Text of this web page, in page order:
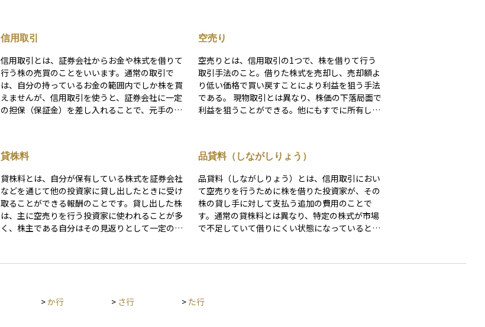
信用取引
信用取引とは、証券会社からお金や株式を借りて
行う株の売買のことをいいます。通常の取引で
は、自分の持っているお金の範囲内でしか株を買
えませんが、信用取引を使うと、証券会社に一定
の担保（保証金）を差し入れることで、元手の数
能性があるため、リスクも高くなります。信用取
引では、株を「買う」だけでなく、持っていない
株を「売る（空売り）」こともできるため、相場
が下がる局面でも利益を狙うことが可能です。初
心者にとっては魅力的に映るかもしれませんが、
資金管理や相場の見通しに自信がない段階では慎
重に扱うべき上級者向けの取引手法です。
空売り
空売りとは、信用取引の1つで、株を借りて行う
取引手法のこと。借りた株式を売却し、売却額よ
り低い価格で買い戻すことにより利益を狙う手法
である。 現物取引とは異なり、株価の下落局面で
利益を狙うことができる。他にもすでに所有して
可能性がある、手数料をはじめとした費用がかか
る点が挙げられる。
貸株料
貸株料とは、自分が保有している株式を証券会社
などを通じて他の投資家に貸し出したときに受け
取ることができる報酬のことです。貸し出した株
は、主に空売りを行う投資家に使われることが多
く、株主である自分はその見返りとして一定の料
種であり、株価の値上がり益や配当とは別に利益
う可能性があるため、利用する際は条件やリスク
品貸料（しながしりょう）
品貸料（しながしりょう）とは、信用取引におい
て空売りを行うために株を借りた投資家が、その
株の貸し手に対して支払う追加の費用のことで
す。通常の貸株料とは異なり、特定の株式が市場
で不足していて借りにくい状態になっているとき
銘柄では、株を借りるためにより高いコストがか
りを行う投資家にとっては注意が必要なコストで
>か行 > さ行 > た行